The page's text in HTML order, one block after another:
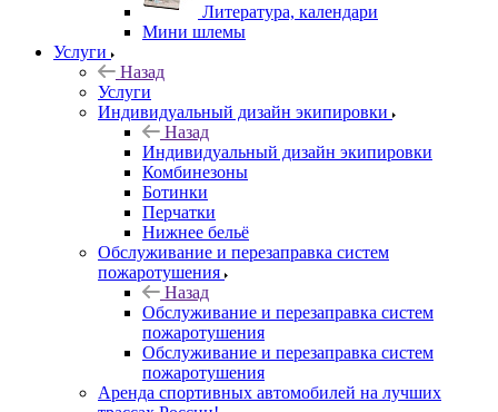
Литература, календари
Мини шлемы
Услуги
Назад
Услуги
Индивидуальный дизайн экипировки
Назад
Индивидуальный дизайн экипировки
Комбинезоны
Ботинки
Перчатки
Нижнее бельё
Обслуживание и перезаправка систем
пожаротушения
Назад
Обслуживание и перезаправка систем
пожаротушения
Обслуживание и перезаправка систем
пожаротушения
Аренда спортивных автомобилей на лучших